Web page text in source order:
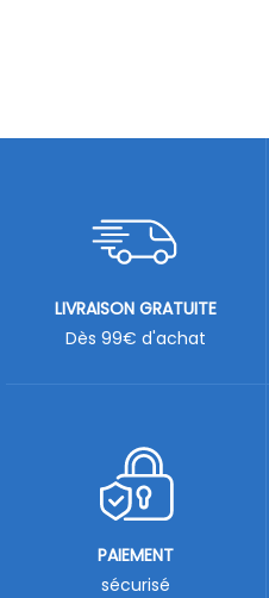
LIVRAISON GRATUITE
Dès 99€ d'achat
PAIEMENT
sécurisé